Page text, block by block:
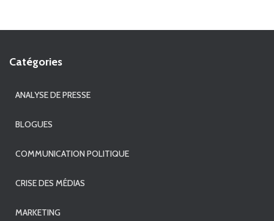
Catégories
ANALYSE DE PRESSE
BLOGUES
COMMUNICATION POLITIQUE
CRISE DES MÉDIAS
MARKETING